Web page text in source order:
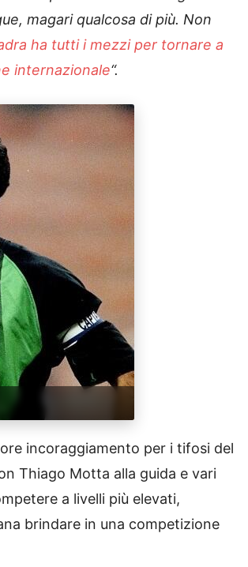
magari qualcosa di più. Non
ha tutti i mezzi per tornare a
internazionale“.
incoraggiamento per i tifosi del
Thiago Motta alla guida e vari
a livelli più elevati,
brindare in una competizione